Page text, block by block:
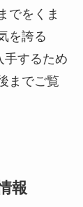
でをくま
を誇る
手するため
までご覧
報